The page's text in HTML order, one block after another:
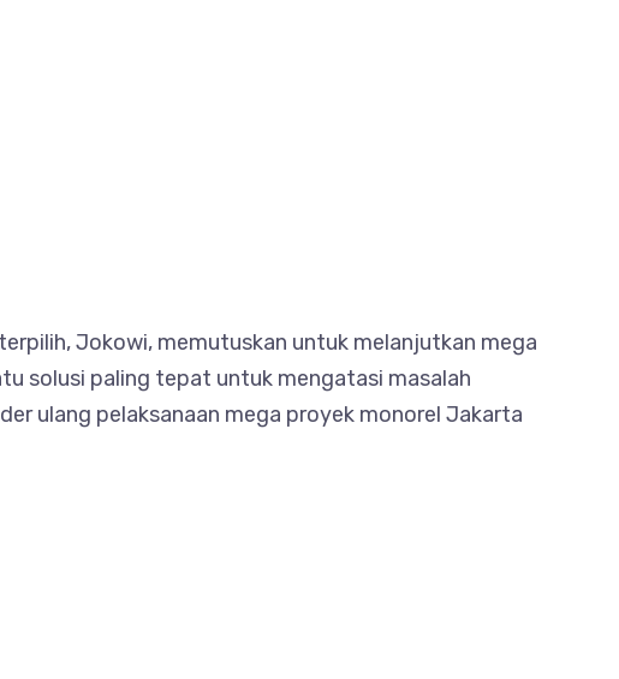
Jokowi, memutuskan untuk melanjutkan mega
solusi paling tepat untuk mengatasi masalah
ulang pelaksanaan mega proyek monorel Jakarta